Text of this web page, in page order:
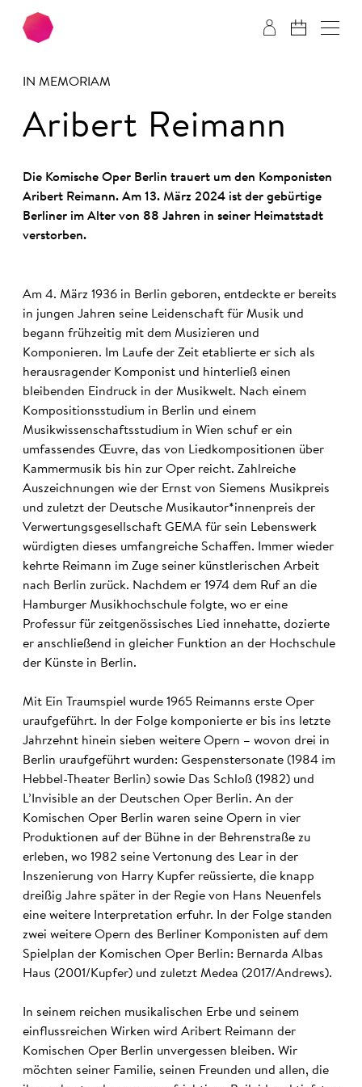
Zum Hauptinhalt springen Zum Footer springen
IN MEMORIAM
Aribert Reimann
Die Komische Oper Berlin trauert um den Komponisten
Aribert Reimann. Am 13. März 2024 ist der gebürtige
Berliner im Alter von 88 Jahren in seiner Heimatstadt
verstorben.
Am 4. März 1936 in Berlin geboren, entdeckte er bereits
in jungen Jahren seine Leidenschaft für Musik und
begann frühzeitig mit dem Musizieren und
Komponieren. Im Laufe der Zeit etablierte er sich als
herausragender Komponist und hinterließ einen
bleibenden Eindruck in der Musikwelt. Nach einem
Kompositionsstudium in Berlin und einem
Musikwissenschaftsstudium in Wien schuf er ein
umfassendes Œuvre, das von Liedkompositionen über
Kammermusik bis hin zur Oper reicht. Zahlreiche
Auszeichnungen wie der Ernst von Siemens Musikpreis
und zuletzt der Deutsche Musikautor*innenpreis der
Verwertungsgesellschaft GEMA für sein Lebenswerk
würdigten dieses umfangreiche Schaffen. Immer wieder
kehrte Reimann im Zuge seiner künstlerischen Arbeit
nach Berlin zurück. Nachdem er 1974 dem Ruf an die
Hamburger Musikhochschule folgte, wo er eine
Professur für zeitgenössisches Lied innehatte, dozierte
er anschließend in gleicher Funktion an der Hochschule
der Künste in Berlin.
Mit Ein Traumspiel wurde 1965 Reimanns erste Oper
uraufgeführt. In der Folge komponierte er bis ins letzte
Jahrzehnt hinein sieben weitere Opern – wovon drei in
Berlin uraufgeführt wurden: Gespenstersonate (1984 im
Hebbel-Theater Berlin) sowie Das Schloß (1982) und
L’Invisible an der Deutschen Oper Berlin. An der
Komischen Oper Berlin waren seine Opern in vier
Produktionen auf der Bühne in der Behrenstraße zu
erleben, wo 1982 seine Vertonung des Lear in der
Inszenierung von Harry Kupfer reüssierte, die knapp
dreißig Jahre später in der Regie von Hans Neuenfels
eine weitere Interpretation erfuhr. In der Folge standen
zwei weitere Opern des Berliner Komponisten auf dem
Spielplan der Komischen Oper Berlin: Bernarda Albas
Haus (2001/Kupfer) und zuletzt Medea (2017/Andrews).
In seinem reichen musikalischen Erbe und seinem
einflussreichen Wirken wird Aribert Reimann der
Komischen Oper Berlin unvergessen bleiben. Wir
möchten seiner Familie, seinen Freunden und allen, die